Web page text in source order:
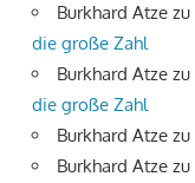
Burkhard Atze zu
die große Zahl
Burkhard Atze zu
die große Zahl
Burkhard Atze zu
Burkhard Atze zu